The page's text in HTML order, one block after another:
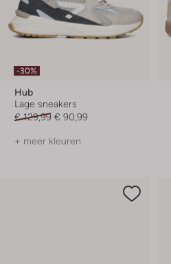
-30%
Hub
Lage sneakers
€ 129,99 € 90,99
+ meer kleuren